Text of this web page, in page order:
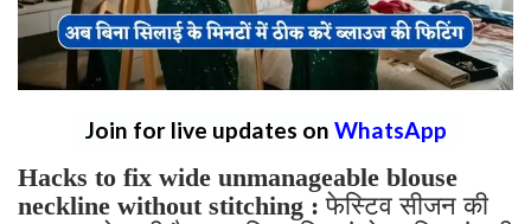
Join for live updates on WhatsApp
Hacks to fix wide unmanageable blouse
neckline without stitching :फेस्टिव सीजन की